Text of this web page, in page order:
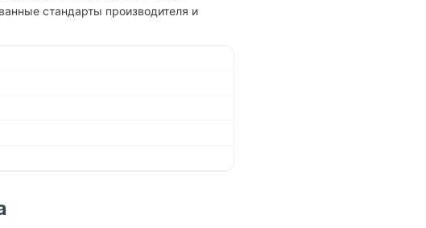
стандарты производителя и